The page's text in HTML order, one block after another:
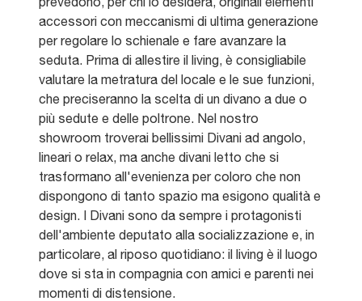
accessori con meccanismi di ultima generazione
per regolare lo schienale e fare avanzare la
seduta. Prima di allestire il living, è consigliabile
valutare la metratura del locale e le sue funzioni,
che preciseranno la scelta di un divano a due o
più sedute e delle poltrone. Nel nostro
showroom troverai bellissimi Divani ad angolo,
lineari o relax, ma anche divani letto che si
trasformano all'evenienza per coloro che non
dispongono di tanto spazio ma esigono qualità e
design. I Divani sono da sempre i protagonisti
dell'ambiente deputato alla socializzazione e, in
particolare, al riposo quotidiano: il living è il luogo
dove si sta in compagnia con amici e parenti nei
momenti di distensione.